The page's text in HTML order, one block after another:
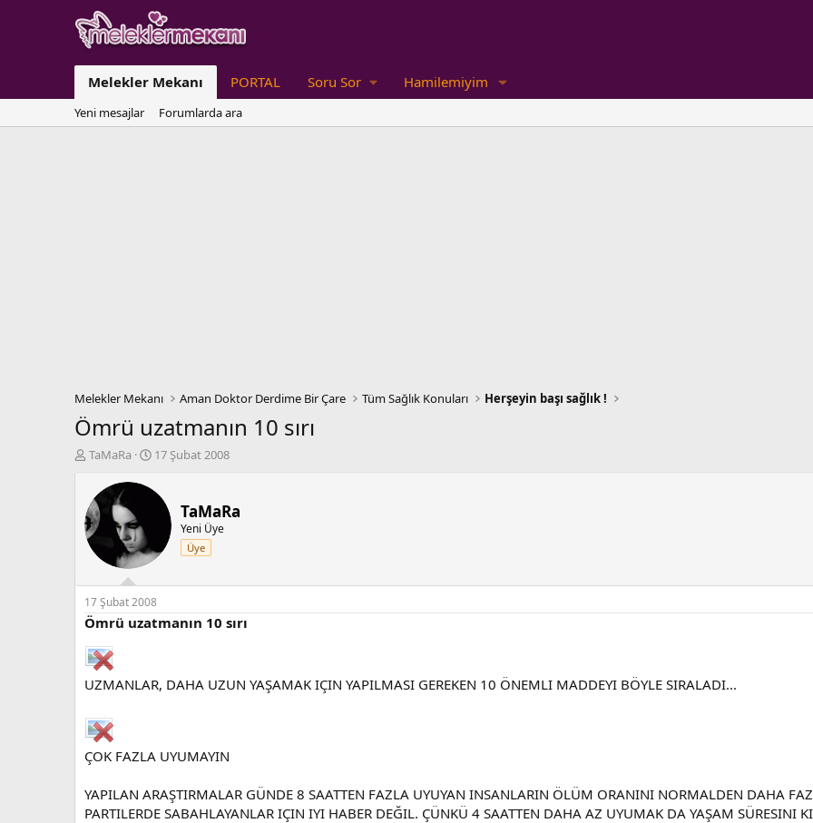
Melekler Mekanı PORTAL Soru Sor Hamilemiyim
Yeni mesajlar Forumlarda ara
Melekler Mekanı Aman Doktor Derdime Bir Çare Tüm Sağlık Konuları Herşeyin başı sağlık !
Ömrü uzatmanın 10 sırı
K
b
u
y
u
a
ş
l
a
t
a
n
TaMaRa
B
ş
g
ç
t
a
r
i
17 Şubat 2008
TaMaRa
Yeni Üye
Üye
17 Şubat 2008
Ömrü uzatmanın 10 sırı
UZMANLAR, DAHA UZUN YAŞAMAK IÇIN YAPILMASI GEREKEN 10 ÖNEMLI MADDEYI BÖYLE SIRALADI...
ÇOK FAZLA UYUMAYIN
YAPILAN ARAŞTIRMALAR GÜNDE 8 SAATTEN FAZLA UYUYAN INSANLARIN ÖLÜM ORANINI NORMALDEN DAHA
PARTILERDE SABAHLAYANLAR IÇIN IYI HABER DEĞIL. ÇÜNKÜ 4 SAATTEN DAHA AZ UYUMAK DA YAŞAM SÜRESINI